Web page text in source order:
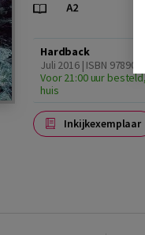
Hardback
Juli 2016 | ISBN
Voor 21:00 uur
huis
Inkijkexemplaar